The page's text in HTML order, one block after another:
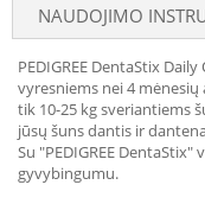
NAUDOJIMO
PEDIGREE DentaStix
vyresniems nei 4
tik 10-25 kg sveriantiems
jūsų šuns dantis ir
Su "PEDIGREE
gyvybingumu.